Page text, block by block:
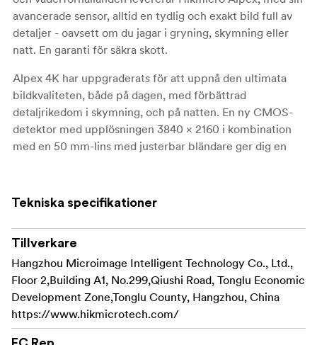
avancerade sensor, alltid en tydlig och exakt bild full av
detaljer - oavsett om du jagar i gryning, skymning eller
natt. En garanti för säkra skott.
Alpex 4K har uppgraderats för att uppnå den ultimata
bildkvaliteten, både på dagen, med förbättrad
detaljrikedom i skymning, och på natten. En ny CMOS-
detektor med upplösningen 3840 × 2160 i kombination
med en 50 mm-lins med justerbar bländare ger dig en
och förbättra skärpedjupet för oöverträffad jakt under
Inbyggd avståndsmätare
Alpex A50EL har en inbyggd laseravståndsmätare. Denna
funktion visar exakt avstånd till målet - upp till 1000m
och med en noggrannhet på +/-1 m - med en
knapptryckning. Enhetens integrerade ballistiska
kalkylator kan sedan användas för att justera siktpunkten
Tekniska specifikationer
Tillverkare
Hangzhou Microimage Intelligent Technology Co., Ltd.,
Floor 2,Building A1, No.299,Qiushi Road, Tonglu Economic
Development Zone,Tonglu County, Hangzhou, China
https://www.hikmicrotech.com/